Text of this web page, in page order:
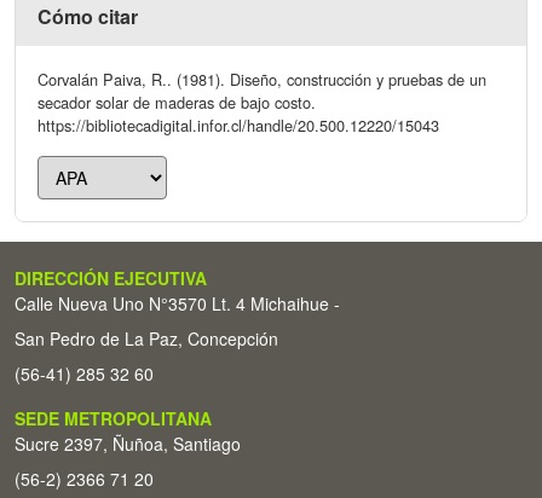
Cómo citar
Corvalán Paiva, R.. (1981). Diseño, construcción y pruebas de un
secador solar de maderas de bajo costo.
https://bibliotecadigital.infor.cl/handle/20.500.12220/15043
DIRECCIÓN EJECUTIVA
Calle Nueva Uno N°3570 Lt. 4 Michaihue -
San Pedro de La Paz, Concepción
(56-41) 285 32 60
SEDE METROPOLITANA
Sucre 2397, Ñuñoa, Santiago
(56-2) 2366 71 20